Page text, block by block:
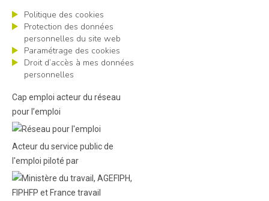
Politique des cookies
Protection des données
personnelles du site web
Paramétrage des cookies
Droit d’accès à mes données
personnelles
Cap emploi acteur du réseau
pour l’emploi
Acteur du service public de
l'emploi piloté par